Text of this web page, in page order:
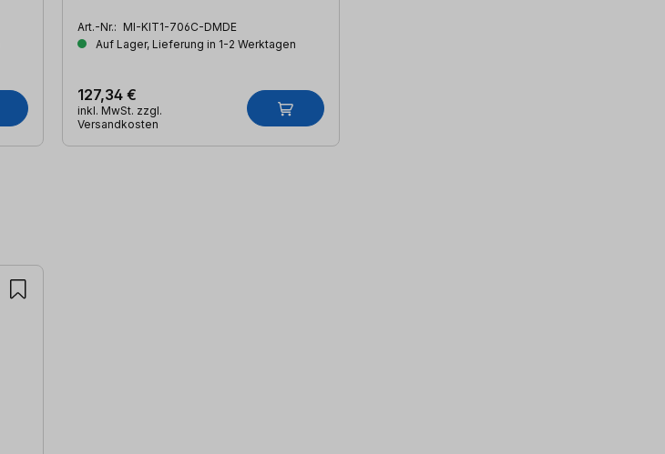
Art.-Nr.: MI-KIT1-706C-DMDE
Auf Lager, Lieferung in 1-2 Werktagen
127,34 €
inkl. MwSt. zzgl.
Versandkosten